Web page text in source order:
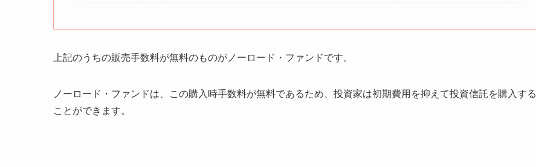
上記のうちの販売手数料が無料のものがノーロード・ファンドです。
ノーロード・ファンドは、この購入時手数料が無料であるため、投資家は初期費用を抑えて投資信託を購入する
ことができます。